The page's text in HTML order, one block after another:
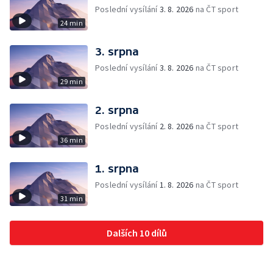
24 min
Poslední vysílání3. 8. 2026 na ČT sport
29 min
3. srpna
Poslední vysílání3. 8. 2026 na ČT sport
36 min
2. srpna
Poslední vysílání 2. 8. 2026 na ČT sport
31 min
1. srpna
Poslední vysílání1. 8. 2026 na ČT sport
Dalších 10 dílů